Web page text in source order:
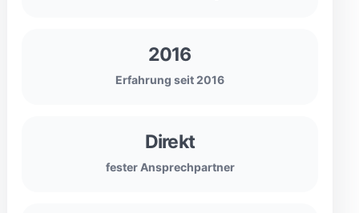
2016
Erfahrung seit 2016
Direkt
fester Ansprechpartner